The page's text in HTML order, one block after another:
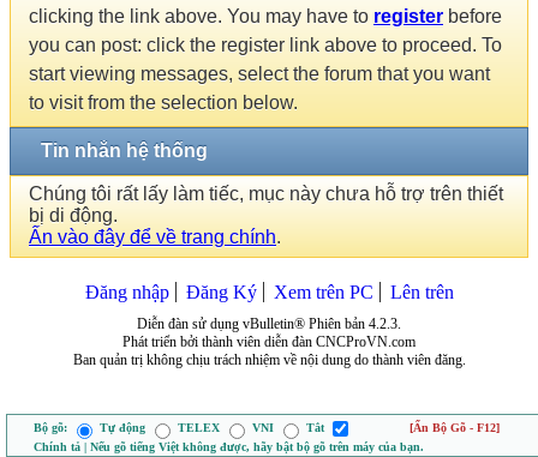
clicking the link above. You may have to register before
you can post: click the register link above to proceed. To
start viewing messages, select the forum that you want
to visit from the selection below.
Tin nhắn hệ thống
Chúng tôi rất lấy làm tiếc, mục này chưa hỗ trợ trên thiết
bị di động.
Ấn vào đây để về trang chính.
Đăng nhập Đăng Ký Xem trên PC Lên trên
Diễn đàn sử dụng vBulletin® Phiên bản 4.2.3.
Phát triển bởi thành viên diễn đàn CNCProVN.com
Ban quản trị không chịu trách nhiệm về nội dung do thành viên đăng.
Bộ gõ: Tự động TELEX VNI Tắt
[Ẩn Bộ Gõ - F12]
Chính tả | Nếu gõ tiếng Việt không được, hãy bật bộ gõ trên máy của bạn.